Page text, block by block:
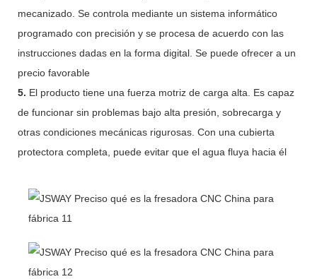
mecanizado. Se controla mediante un sistema informático
programado con precisión y se procesa de acuerdo con las
instrucciones dadas en la forma digital. Se puede ofrecer a un
precio favorable
5. El producto tiene una fuerza motriz de carga alta. Es capaz
de funcionar sin problemas bajo alta presión, sobrecarga y
otras condiciones mecánicas rigurosas. Con una cubierta
protectora completa, puede evitar que el agua fluya hacia él